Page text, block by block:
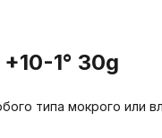
1° 30g
типа мокрого или